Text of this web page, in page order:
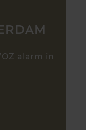
alarm in